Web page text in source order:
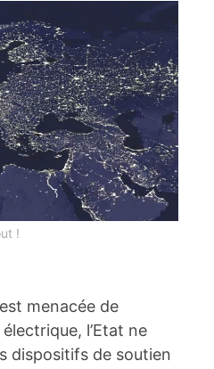
!
menacée de
l’Etat ne
dispositifs de soutien